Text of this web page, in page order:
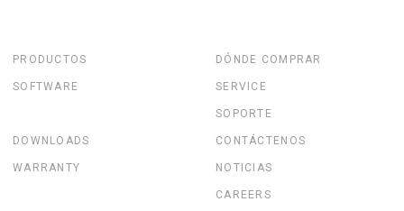
PRODUCTOS
SOFTWARE
DÓNDE COMPRAR
SERVICE
SOPORTE
DOWNLOADS
WARRANTY
CONTÁCTENOS
NOTICIAS
CAREERS